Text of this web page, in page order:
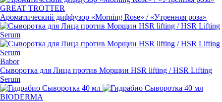
GREAT TROTTER
Ароматический диффузор «Morning Rose» / «Утренняя роза»
Babor
Сыворотка для Лица против Морщин HSR lifting / HSR Lifting
Serum
BIODERMA